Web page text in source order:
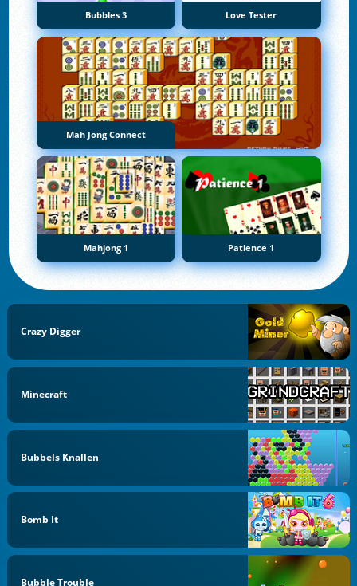
Bubbles 3 Love Tester
Mah Jong Connect
Mahjong 1 Patience 1
Crazy Digger
Minecraft
Bubbels Knallen
Bomb It
Bubble Trouble